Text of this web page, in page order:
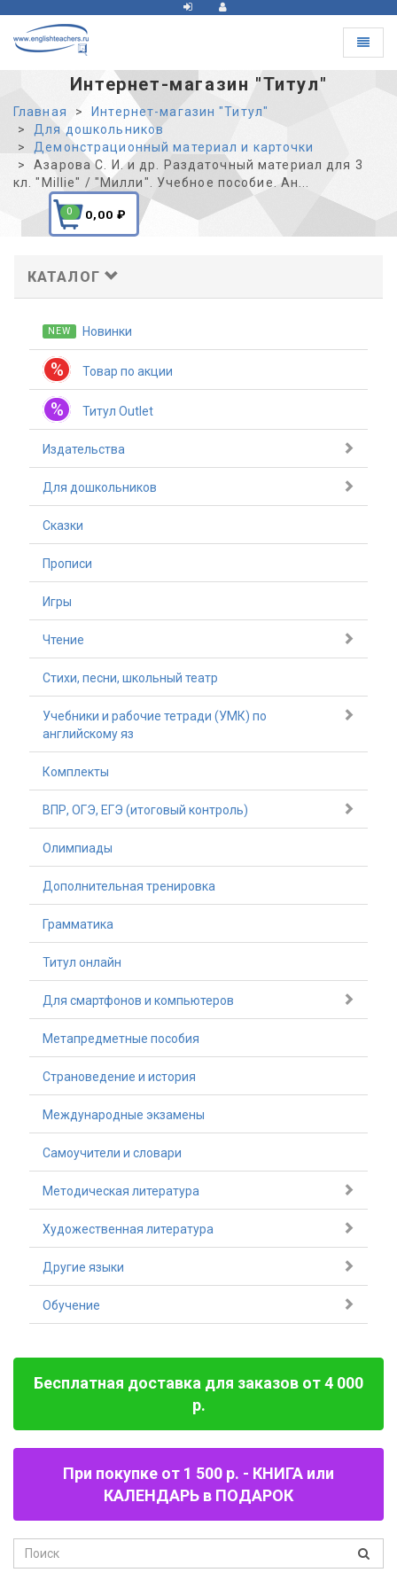
Toggle
Интернет-магазин "Титул"
Главная
Интернет-магазин "Титул"
Для дошкольников
Демонстрационный материал и карточки
Азарова С. И. и др. Раздаточный материал для 3
кл. "Millie" / "Милли". Учебное пособие. Ан...
0 0,00 ₽
КАТАЛОГ
NEW Новинки
% Товар по акции
% Титул Outlet
Издательства
Для дошкольников
Сказки
Прописи
Игры
Чтение
Стихи, песни, школьный театр
Учебники и рабочие тетради (УМК) по
английскому яз
Комплекты
ВПР, ОГЭ, ЕГЭ (итоговый контроль)
Олимпиады
Дополнительная тренировка
Грамматика
Титул онлайн
Для смартфонов и компьютеров
Метапредметные пособия
Страноведение и история
Международные экзамены
Самоучители и словари
Методическая литература
Художественная литература
Другие языки
Обучение
Бесплатная доставка для заказов от 4 000
р.
При покупке от 1 500 р. - КНИГА или
КАЛЕНДАРЬ в ПОДАРОК